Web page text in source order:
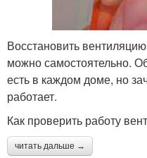
Восстановить
можно самостоятельно.
есть в каждом доме, но
работает.
Как проверить работу
читать дальше →